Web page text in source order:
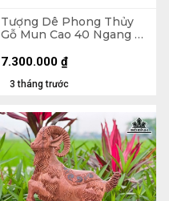
Tượng Dê Phong Thủy
Gỗ Mun Cao 40 Ngang 29
3 tháng trước
7.300.000 ₫